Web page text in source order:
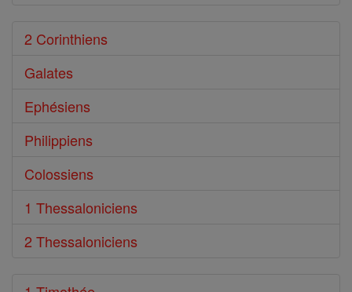
2 Corinthiens
Galates
Ephésiens
Philippiens
Colossiens
1 Thessaloniciens
2 Thessaloniciens